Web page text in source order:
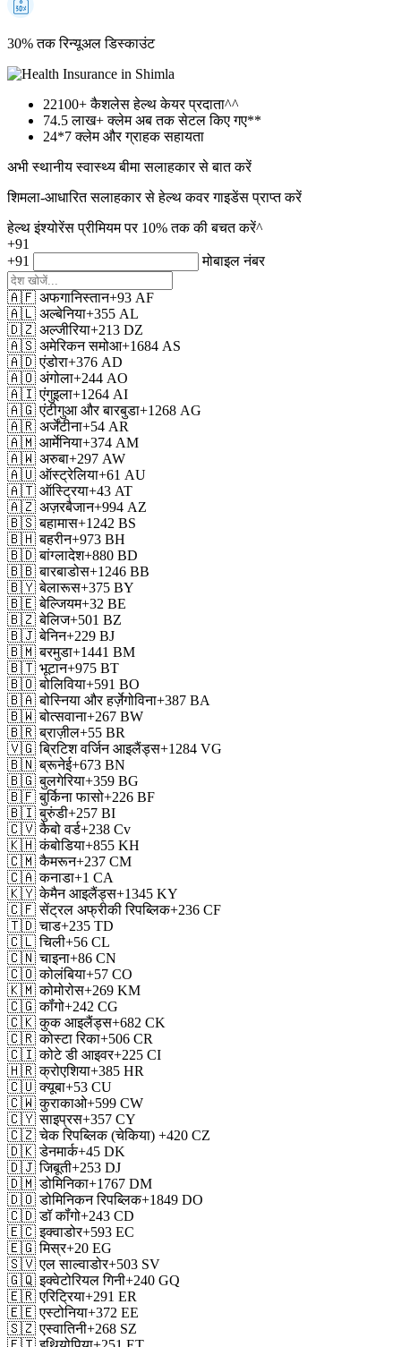
30% तक रिन्यूअल डिस्काउंट
22100+ कैशलेस हेल्थ केयर प्रदाता^^
74.5 लाख+ क्लेम अब तक सेटल किए गए**
24*7 क्लेम और ग्राहक सहायता
अभी स्थानीय स्वास्थ्य बीमा सलाहकार से बात करें
शिमला-आधारित सलाहकार से हेल्थ कवर गाइडेंस प्राप्त करें
हेल्थ इंश्योरेंस प्रीमियम पर 10% तक की बचत करें^
+91
+91
मोबाइल नंबर
🇦🇫 अफगानिस्तान+93 AF
🇦🇱 अल्बेनिया+355 AL
🇩🇿 अल्जीरिया+213 DZ
🇦🇸 अमेरिकन समोआ+1684 AS
🇦🇩 एंडोरा+376 AD
🇦🇴 अंगोला+244 AO
🇦🇮 एंगुइला+1264 AI
🇦🇬 एंटीगुआ और बारबुडा+1268 AG
🇦🇷 अर्जेंटीना+54 AR
🇦🇲 आर्मेनिया+374 AM
🇦🇼 अरुबा+297 AW
🇦🇺 ऑस्ट्रेलिया+61 AU
🇦🇹 ऑस्ट्रिया+43 AT
🇦🇿 अज़रबैजान+994 AZ
🇧🇸 बहामास+1242 BS
🇧🇭 बहरीन+973 BH
🇧🇩 बांग्लादेश+880 BD
🇧🇧 बारबाडोस+1246 BB
🇧🇾 बेलारूस+375 BY
🇧🇪 बेल्जियम+32 BE
🇧🇿 बेलिज+501 BZ
🇧🇯 बेनिन+229 BJ
🇧🇲 बरमुडा+1441 BM
🇧🇹 भूटान+975 BT
🇧🇴 बोलिविया+591 BO
🇧🇦 बोस्निया और हर्ज़ेगोविना+387 BA
🇧🇼 बोत्सवाना+267 BW
🇧🇷 ब्राज़ील+55 BR
🇻🇬 ब्रिटिश वर्जिन आइलैंड्स+1284 VG
🇧🇳 ब्रूनेई+673 BN
🇧🇬 बुलगेरिया+359 BG
🇧🇫 बुर्किना फासो+226 BF
🇧🇮 बुरुंडी+257 BI
🇨🇻 कैबो वर्ड+238 Cv
🇰🇭 कंबोडिया+855 KH
🇨🇲 कैमरून+237 CM
🇨🇦 कनाडा+1 CA
🇰🇾 केमैन आइलैंड्स+1345 KY
🇨🇫 सेंट्रल अफ्रीकी रिपब्लिक+236 CF
🇹🇩 चाड+235 TD
🇨🇱 चिली+56 CL
🇨🇳 चाइना+86 CN
🇨🇴 कोलंबिया+57 CO
🇰🇲 कोमोरोस+269 KM
🇨🇬 कॉंगो+242 CG
🇨🇰 कुक आइलैंड्स+682 CK
🇨🇷 कोस्टा रिका+506 CR
🇨🇮 कोटे डी आइवर+225 CI
🇭🇷 क्रोएशिया+385 HR
🇨🇺 क्यूबा+53 CU
🇨🇼 कुराकाओ+599 CW
🇨🇾 साइप्रस+357 CY
🇨🇿 चेक रिपब्लिक (चेकिया) +420 CZ
🇩🇰 डेनमार्क+45 DK
🇩🇯 जिबूती+253 DJ
🇩🇲 डोमिनिका+1767 DM
🇩🇴 डोमिनिकन रिपब्लिक+1849 DO
🇨🇩 डॉ कॉंगो+243 CD
🇪🇨 इक्वाडोर+593 EC
🇪🇬 मिस्र+20 EG
🇸🇻 एल साल्वाडोर+503 SV
🇬🇶 इक्वेटोरियल गिनी+240 GQ
🇪🇷 एरिट्रिया+291 ER
🇪🇪 एस्टोनिया+372 EE
🇸🇿 एस्वातिनी+268 SZ